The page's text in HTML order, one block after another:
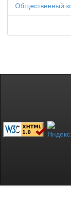
Общественный